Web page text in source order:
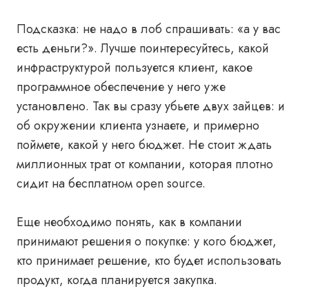
Подсказка: не надо в лоб спрашивать: «а у вас
есть деньги?». Лучше поинтересуйтесь, какой
инфраструктурой пользуется клиент, какое
программное обеспечение у него уже
установлено. Так вы сразу убьете двух зайцев: и
об окружении клиента узнаете, и примерно
поймете, какой у него бюджет. Не стоит ждать
миллионных трат от компании, которая плотно
сидит на бесплатном open source.
Еще необходимо понять, как в компании
принимают решения о покупке: у кого бюджет,
кто принимает решение, кто будет использовать
продукт, когда планируется закупка.